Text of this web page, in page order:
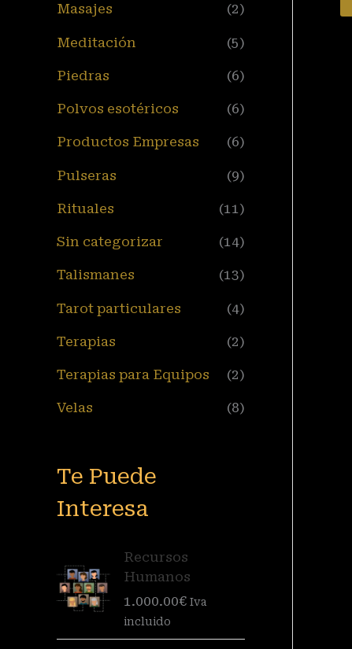
Masajes (2)
Meditación (5)
Piedras (6)
Polvos esotéricos (6)
Productos Empresas (6)
Pulseras (9)
Rituales (11)
Sin categorizar (14)
Talismanes (13)
Tarot particulares (4)
Terapias (2)
Terapias para Equipos (2)
Velas (8)
Te Puede
Interesa
Recursos
Humanos
1.000.00€ Iva
incluido